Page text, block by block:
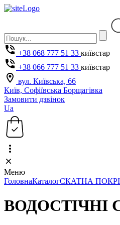
+38 068 777 51 33 київстар
+38 066 777 51 33 київстар
вул. Київська, 66
Київ, Софіївська Борщагівка
Замовити дзвінок
Ua
Меню
ГоловнаКаталогСКАТНА
ВОДОСТІЧНІ